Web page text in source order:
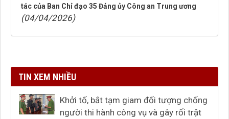
tác của Ban Chỉ đạo 35 Đảng ủy Công an Trung ương
(04/04/2026)
TIN XEM NHIỀU
Khởi tố, bắt tạm giam đối tượng chống
người thi hành công vụ và gây rối trật